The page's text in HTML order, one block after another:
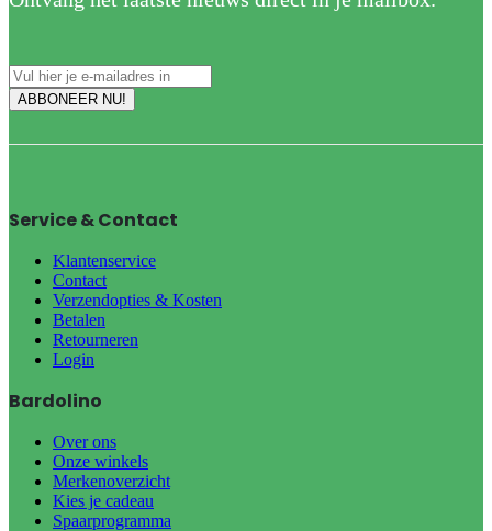
Service & Contact
Klantenservice
Contact
Verzendopties & Kosten
Betalen
Retourneren
Login
Bardolino
Over ons
Onze winkels
Merkenoverzicht
Kies je cadeau
Spaarprogramma